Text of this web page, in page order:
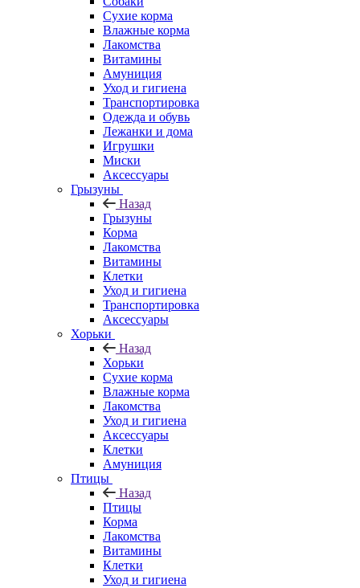
Сухие корма
Влажные корма
Лакомства
Витамины
Амуниция
Уход и гигиена
Транспортировка
Одежда и обувь
Лежанки и дома
Игрушки
Миски
Аксессуары
Грызуны
Назад
Грызуны
Корма
Лакомства
Витамины
Клетки
Уход и гигиена
Транспортировка
Аксессуары
Хорьки
Назад
Хорьки
Сухие корма
Влажные корма
Лакомства
Уход и гигиена
Аксессуары
Клетки
Амуниция
Птицы
Назад
Птицы
Корма
Лакомства
Витамины
Клетки
Уход и гигиена